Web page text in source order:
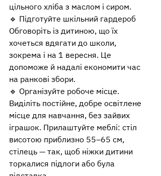
цільного хліба з маслом і сиром.
🔹 Підготуйте шкільний гардероб
Обговоріть із дитиною, що їх
хочеться вдягати до школи,
зокрема і на 1 вересня. Це
допоможе й надалі економити час
на ранкові збори.
🔹 Організуйте робоче місце.
Виділіть постійне, добре освітлене
місце для навчання, без зайвих
іграшок. Прилаштуйте меблі: стіл
висотою приблизно 55–65 см,
стілець — так, щоб ніжки дитини
торкалися підлоги або була